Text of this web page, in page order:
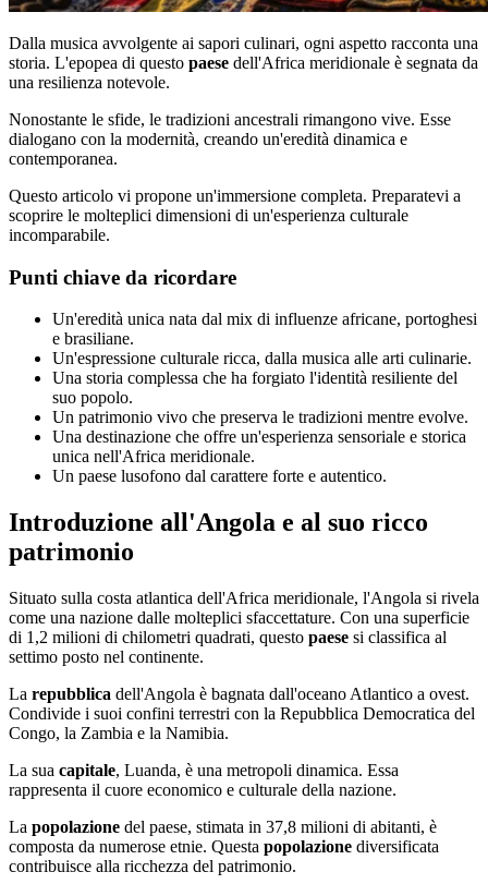
Dalla musica avvolgente ai sapori culinari, ogni aspetto racconta una
storia. L'epopea di questo paese dell'Africa meridionale è segnata da
una resilienza notevole.
Nonostante le sfide, le tradizioni ancestrali rimangono vive. Esse
dialogano con la modernità, creando un'eredità dinamica e
contemporanea.
Questo articolo vi propone un'immersione completa. Preparatevi a
scoprire le molteplici dimensioni di un'esperienza culturale
incomparabile.
Punti chiave da ricordare
Un'eredità unica nata dal mix di influenze africane, portoghesi
e brasiliane.
Un'espressione culturale ricca, dalla musica alle arti culinarie.
Una storia complessa che ha forgiato l'identità resiliente del
suo popolo.
Un patrimonio vivo che preserva le tradizioni mentre evolve.
Una destinazione che offre un'esperienza sensoriale e storica
unica nell'Africa meridionale.
Un paese lusofono dal carattere forte e autentico.
Introduzione all'Angola e al suo ricco
patrimonio
Situato sulla costa atlantica dell'Africa meridionale, l'Angola si rivela
come una nazione dalle molteplici sfaccettature. Con una superficie
di 1,2 milioni di chilometri quadrati, questo paese si classifica al
settimo posto nel continente.
La repubblica dell'Angola è bagnata dall'oceano Atlantico a ovest.
Condivide i suoi confini terrestri con la Repubblica Democratica del
Congo, la Zambia e la Namibia.
La sua capitale, Luanda, è una metropoli dinamica. Essa
rappresenta il cuore economico e culturale della nazione.
La popolazione del paese, stimata in 37,8 milioni di abitanti, è
composta da numerose etnie. Questa popolazione diversificata
contribuisce alla ricchezza del patrimonio.